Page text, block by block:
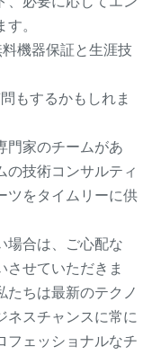
。
機器保証と生涯技
もするかもしれま
門家のチームがあ
の技術コンサルティ
ツをタイムリーに供
場合は、ご心配な
させていただきま
たちは最新のテクノ
ネスチャンスに常に
フェッショナルなチ